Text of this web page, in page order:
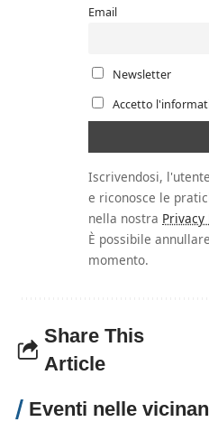
Email
Newsletter
Accetto
Iscrivendosi,
e riconosce le
nella nostra Privacy
È possibile
momento.
Share This
Article
Eventi nelle